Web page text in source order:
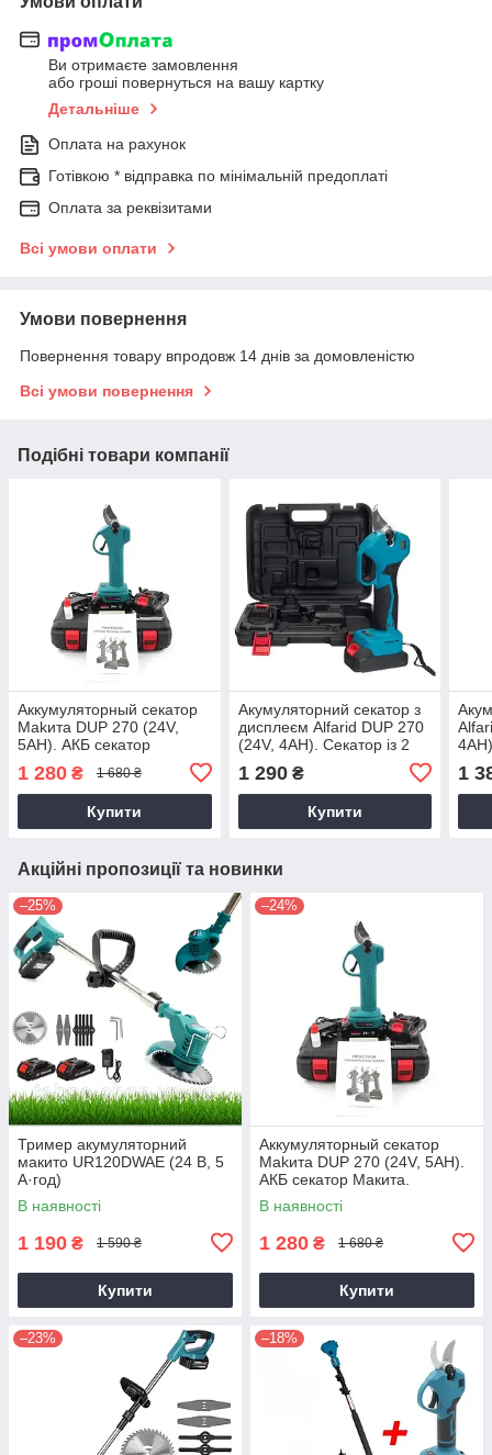
Ви отримаєте замовлення
або гроші повернуться на вашу картку
Детальніше
Оплата на рахунок
Готівкою * відправка по мінімальній предоплаті
Оплата за реквізитами
Всі умови оплати
Умови повернення
Повернення товару впродовж 14 днів за домовленістю
Всі умови повернення
Подібні товари компанії
Аккумуляторный секатор
Makита DUP 270 (24V,
5AH). АКБ секатор
Макита. Электросекатор
1 280 ₴ 1 680 ₴
Купити
Акумуляторний секатор з
дисплеєм Alfarid DUP 270
(24V, 4AH). Секатор із 2
1 290₴
Купити
1
Акційні пропозиції та новинки
–25%
Тример акумуляторний
макито UR120DWAE (24 В, 5
А·год)
В наявності
1 190 ₴ 1 590 ₴
Купити
–24%
Аккумуляторный секатор
Makита DUP 270 (24V, 5AH).
АКБ секатор Макита.
Электросекатор
В наявності
1 280 ₴ 1 680 ₴
Купити
–23% –18%